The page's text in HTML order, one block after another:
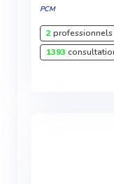
PCM
2professionnels
1393